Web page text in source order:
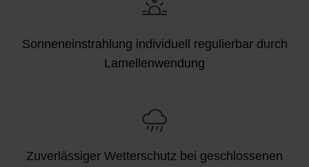
Sonneneinstrahlung individuell regulierbar durch
Lamellenwendung
Zuverlässiger Wetterschutz bei geschlossenen